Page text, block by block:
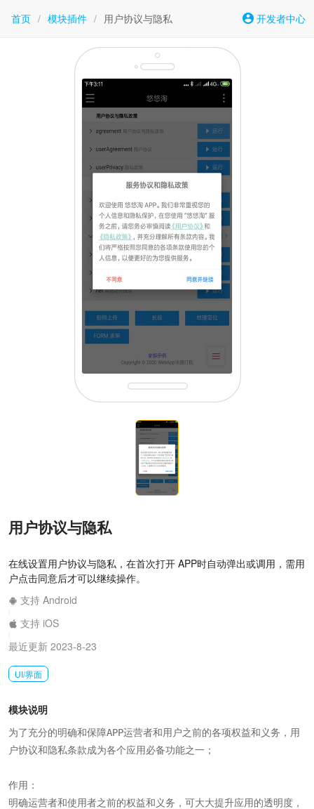
首页 / 模块插件 / 用户协议与隐私 开发者中心
用户协议与隐私
在线设置用户协议与隐私，在首次打开 APP时自动弹出或调用，需用
户点击同意后才可以继续操作。
支持 Android
支持 iOS
最近更新 2023-8-23
UI/界面
模块说明
为了充分的明确和保障APP运营者和用户之前的各项权益和义务，用
户协议和隐私条款成为各个应用必备功能之一；
作用：
明确运营者和使用者之前的权益和义务，可大大提升应用的透明度，